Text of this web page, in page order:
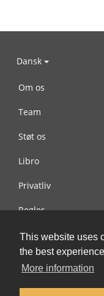
This website uses
the best
More information
Dansk
Om os
Team
Støt os
Libro
Privatliv
Regler
Kontakt os